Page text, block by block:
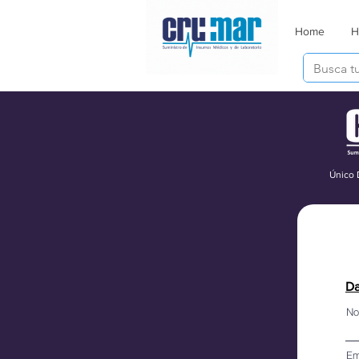
Home
Único